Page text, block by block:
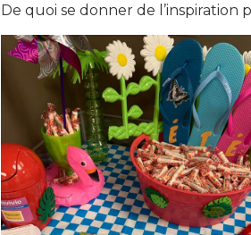
De quoi se donner de l’inspiration